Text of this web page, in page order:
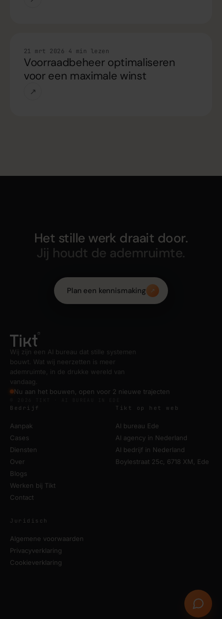
Tips
21 mrt 2026 4 min lezen
Voorraadbeheer optimaliseren
voor een maximale winst
↗
Het stille werk draait door.
Jij houdt de ademruimte.
Plan een kennismaking ↗
Wij zijn een AI bureau dat stille systemen
bouwt. Wat wij neerzetten is meer
ademruimte, in de drukke wereld van
vandaag.
Nu aan het bouwen, open voor 2 nieuwe trajecten
Bedrijf
Aanpak
Cases
Diensten
Over
Blogs
Werken bij Tikt
Contact
Tikt op het web
AI bureau Ede
AI agency in Nederland
AI bedrijf in Nederland
Boylestraat 25c, 6718 XM, Ede
Juridisch
Algemene voorwaarden
Privacyverklaring
Cookieverklaring